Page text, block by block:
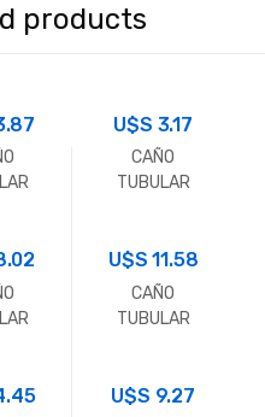
products
U$S 3.17
CAÑO
TUBULAR
U$S11.58
CAÑO
TUBULAR
(Metro)
U$S 9.27